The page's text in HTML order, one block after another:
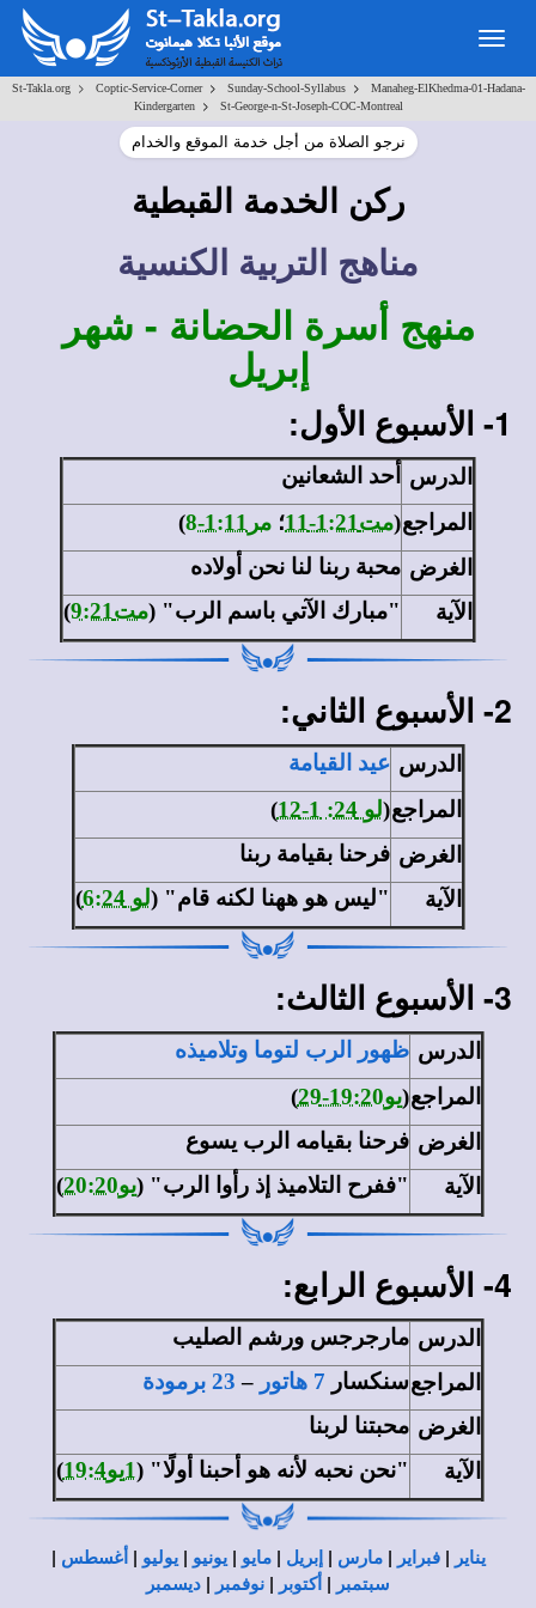
St-Takla.org> Coptic-Service-Corner> Sunday-School-Syllabus>
Manaheg-ElKhedma-01-Hadana-
Kindergarten> St-George-n-St-Joseph-COC-Montreal
نرجو الصلاة من أجل خدمة الموقع والخدام
ركن الخدمة القبطية
مناهج التربية الكنسية
منهج أسرة الحضانة - شهر
إبريل
1- الأسبوع الأول:
الدرس أحد الشعانين
المراجع(مت1:21-11 ؛ مر1:11-8 )
الغرض محبة ربنا لنا نحن أولاده
الآية "مبارك الآتي باسم الرب" (مت9:21 )
2- الأسبوع الثاني:
الدرس عيد القيامة
المراجع(لو 24: 1-12 )
الغرض فرحنا بقيامة ربنا
الآية "ليس هو ههنا لكنه قام" (لو 6:24 )
3- الأسبوع الثالث:
الدرس ظهور الرب لتوما وتلاميذه
المراجع(يو19:20-29 )
الغرض فرحنا بقيامه الرب يسوع
الآية "ففرح التلاميذ إذ رأوا الرب" (يو20:20 )
4- الأسبوع الرابع:
الدرس مارجرجس ورشم الصليب
المراجعسنكسار 7 هاتور – 23 برمودة
الغرض محبتنا لربنا
الآية "نحن نحبه لأنه هو أحبنا أولًا" (1يو19:4 )
يناير |فبراير |مارس |إبريل |مايو |يونيو |يوليو | أغسطس |
سبتمبر | أكتوبر | نوفمبر | ديسمبر